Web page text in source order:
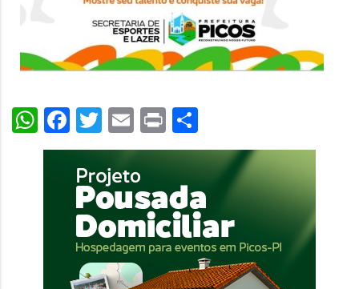
WhatsApp
Facebook
Twitter
EmailPrint